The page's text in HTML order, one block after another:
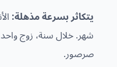
يتكاثر بسرعة مذهلة:
صرصور.